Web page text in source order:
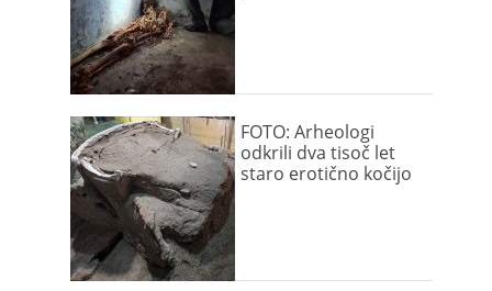
FOTO: Arheologi
odkrili dva tisoč let
staro erotično kočijo